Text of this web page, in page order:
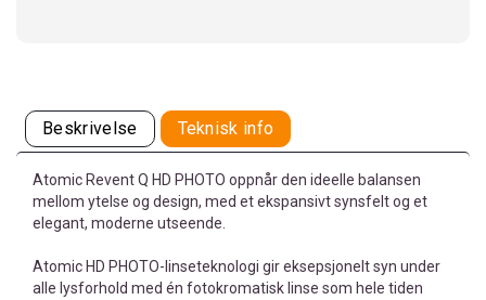
Beskrivelse Teknisk info
Atomic Revent Q HD PHOTO oppnår den ideelle balansen
mellom ytelse og design, med et ekspansivt synsfelt og et
elegant, moderne utseende.
Atomic HD PHOTO-linseteknologi gir eksepsjonelt syn under
alle lysforhold med én fotokromatisk linse som hele tiden